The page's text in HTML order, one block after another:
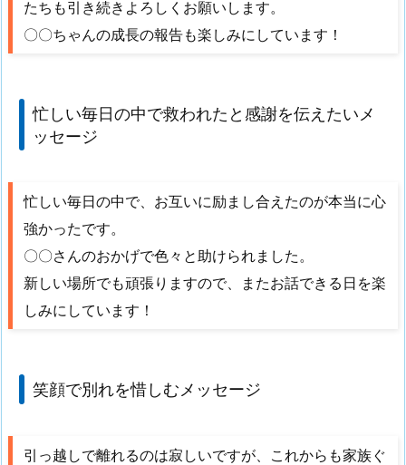
たちも引き続きよろしくお願いします。
〇〇ちゃんの成長の報告も楽しみにしています！
忙しい毎日の中で救われたと感謝を伝えたいメ
ッセージ
忙しい毎日の中で、お互いに励まし合えたのが本当に心
強かったです。
〇〇さんのおかげで色々と助けられました。
新しい場所でも頑張りますので、またお話できる日を楽
しみにしています！
笑顔で別れを惜しむメッセージ
引っ越しで離れるのは寂しいですが、これからも家族ぐ